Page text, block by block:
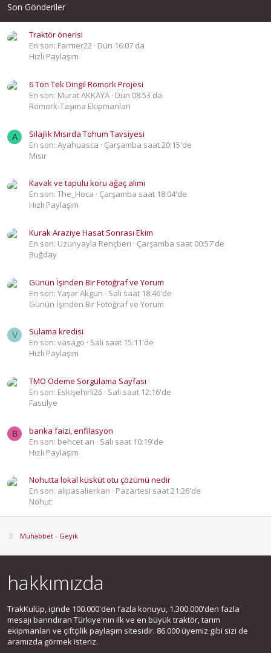
Son Gönderiler
Traktör önerisi
En son: Farmer22 Dün 16:07 da
Hızlı Paylaşım
6 Ton Tek Dingil Römork Projesi
En son: Murat AKKAYA Dün 08:53 da
Römork-Taşıma Ekipmanları
A
Silajlık Mısırda Tohum Tavsiyesi
En son: Ayahuasca
Çarşamba saat 20:15'de
Mısır
Kavak ve tapulu koru ağaç alımı
En son: The_Hoca
Çarşamba saat 18:04'de
Hızlı Paylaşım
Kurak Araziye Hasat Sonrası Ekim
En son: Uzunyayla Rençberi
Çarşamba saat 00:57'de
Buğday
Günün İşinden Bir Fotoğraf ve Yorum
En son: Yaşar Akgün
Salı saat 18:46'de
Günün İşinden Bir Fotoğraf ve Yorum
V
Sulama kredisi
En son: vasago
Salı saat 15:11'de
Hızlı Paylaşım
TMO Ödeme Sorgulama Sayfası
En son: Eskişehirli26 Salı saat 12:16'de
Fasulye
B
banka faizi, enfilasyon
En son: behcet arı
Salı saat 10:19'de
Hızlı Paylaşım
Nohutta lokal küsküt otu çözümü nedir
En son: alipasalierkan
Pazartesi saat 21:26'de
Nohut
Muhabbet - Geyik
hakkımızda
TrakKulüp, içinde 100.000'den fazla konuyu, 1.300.000'den fazla
mesajı barındıran Türkiye'nin ilk ve en büyük traktör, tarım
ekipmanları ve çiftçilik paylaşım sitesidir. 86.000 üyemiz gibi sizi de
aramızda görmek isteriz.